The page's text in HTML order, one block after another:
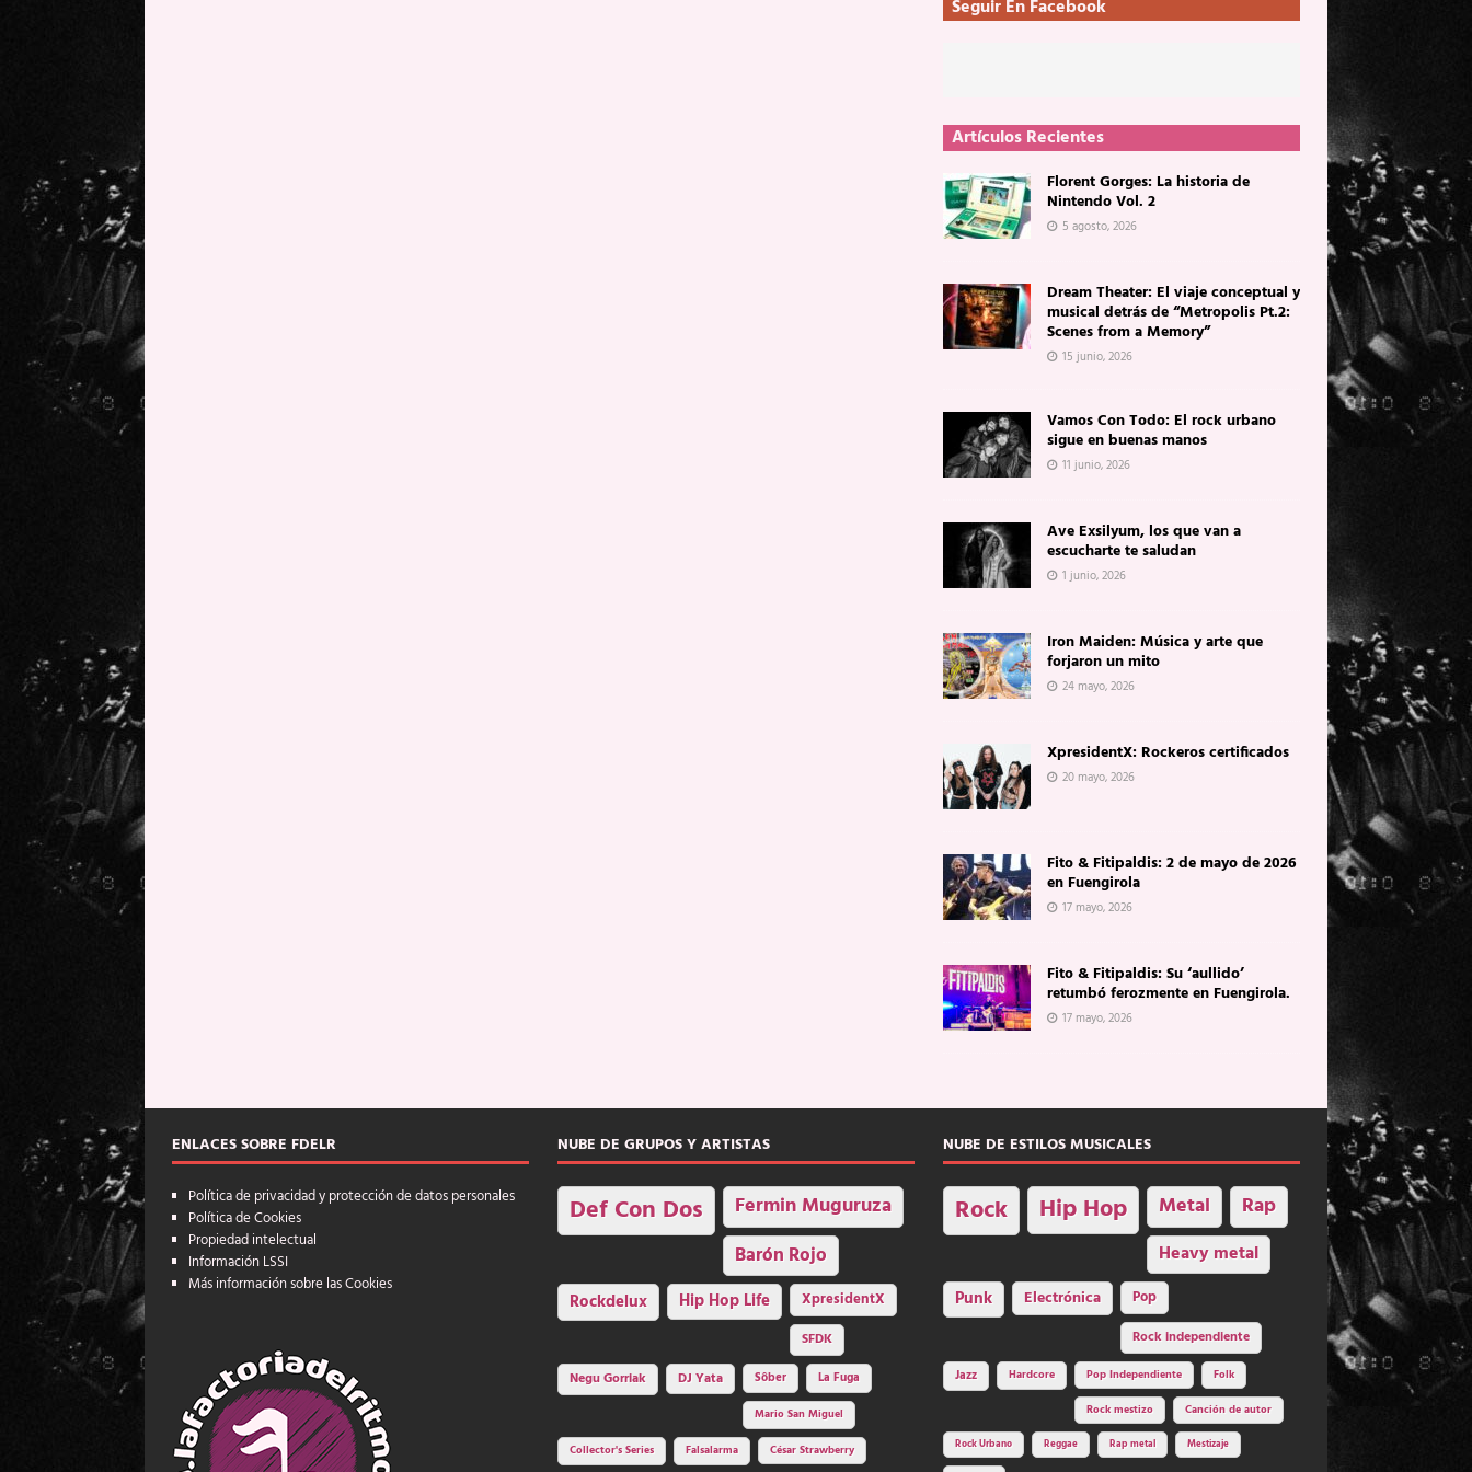
Seguir En Facebook
Artículos Recientes
Florent Gorges: La historia de
Nintendo Vol. 2
5 agosto, 2026
Dream Theater: El viaje conceptual y
musical detrás de “Metropolis Pt.2:
Scenes from a Memory”
15 junio, 2026
Vamos Con Todo: El rock urbano
sigue en buenas manos
11 junio, 2026
Ave Exsilyum, los que van a
escucharte te saludan
1 junio, 2026
Iron Maiden: Música y arte que
forjaron un mito
24 mayo, 2026
XpresidentX: Rockeros certificados
20 mayo, 2026
Fito & Fitipaldis: 2 de mayo de 2026
en Fuengirola
17 mayo, 2026
Fito & Fitipaldis: Su ‘aullido’
retumbó ferozmente en Fuengirola.
17 mayo, 2026
ENLACES SOBRE FDELR
Política de privacidad y protección de datos personales
Política de Cookies
Propiedad intelectual
Información LSSI
Más información sobre las Cookies
NUBE DE GRUPOS Y ARTISTAS
Def Con Dos Fermin Muguruza
Barón Rojo
Rockdelux Hip Hop Life
XpresidentX
SFDK
Negu Gorriak
DJ Yata Sôber
La Fuga
Mario San Miguel
Collector's Series
Falsalarma César Strawberry
NUBE DE ESTILOS MUSICALES
Rock Hip Hop Metal Rap
Heavy metal
Punk Electrónica
Pop
Rock independiente
Jazz Hardcore Pop Independiente Folk
Rock mestizo Canción de autor
Rock Urbano Reggae Rap metal Mestizaje